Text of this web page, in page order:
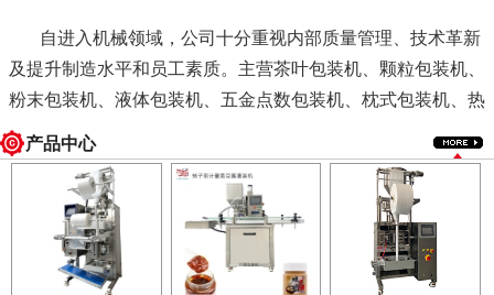
自进入机械领域，公司十分重视内部质量管理、技术革新
及提升制造水平和员工素质。主营茶叶包装机、颗粒包装机、
粉末包装机、液体包装机、五金点数包装机、枕式包装机、热
收缩包装机、定量电子秤以及生产线配套设备等十余系列、三
十多个品种。所有产品均按照国家"GMP"标准制造，广泛应用
于食品化工、医药、调味品、饲料、乳品、生物工程等行业，
为您提供生产过程中控制、配料、包装计量、成品检验等一整
套称重控制系统解决方案。
产品中心